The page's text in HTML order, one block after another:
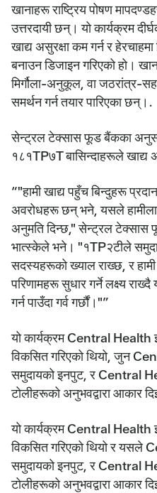
खानाहरू राष्ट्रिय पोषण
उत्तरदायी छन्। यो कार्यक्रम
खाद्य असुरक्षा कम गर्न र
बनाउन डिजाइन गरिएको हो।
मिर्गौला-अनुकूल, वा जठरांत्र-
समर्थन गर्न तयार पारिएका छन्।.
सेन्ट्रल टेक्सास फूड बैंकका
१८१TP७T बासिन्दाहरूले खाद्य
“"हामी खाद्य पहुँच बिन्दुहरू
अवरोधहरू छन् भने, यसले
अनुमति दिन्छ," सेन्ट्रल टेक्सास
भात्स्केले भने। "१TP२टीले
सदस्यहरूको ख्याल राख्छ, र हामी
परिणामहरू सुधार गर्ने लक्ष्य राख्दै
गर्न पाउँदा गर्व गर्छौं।"”
यो कार्यक्रम Central Health
विकसित गरिएको थियो, जुन
समुदायको इनपुट, र Central
टोलीहरूको अनुभवद्वारा आकार
यो कार्यक्रम Central Health
विकसित गरिएको थियो र यसले
समुदायको इनपुट, र Central
टोलीहरूको अनुभवद्वारा आकार